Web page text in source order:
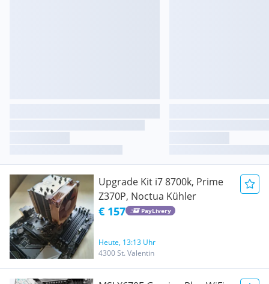
Upgrade Kit i7 8700k, Prime
Z370P, Noctua Kühler
€ 157 PayLivery
Heute, 13:13 Uhr
4300 St. Valentin